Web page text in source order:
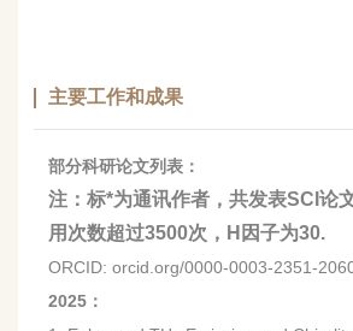
主要工作和成果
部分科研论文列表：
注：标*为通讯作者，共发表SCI论
用次数超过3500次， H 因子为30.
ORCID: orcid.org/0000-0003-2351-
2025：